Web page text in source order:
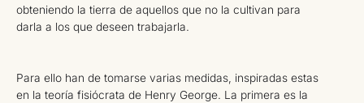
obteniendo la tierra de aquellos que no la cultivan para
darla a los que deseen trabajarla.
Para ello han de tomarse varias medidas, inspiradas estas
en la teoría fisiócrata de Henry George. La primera es la